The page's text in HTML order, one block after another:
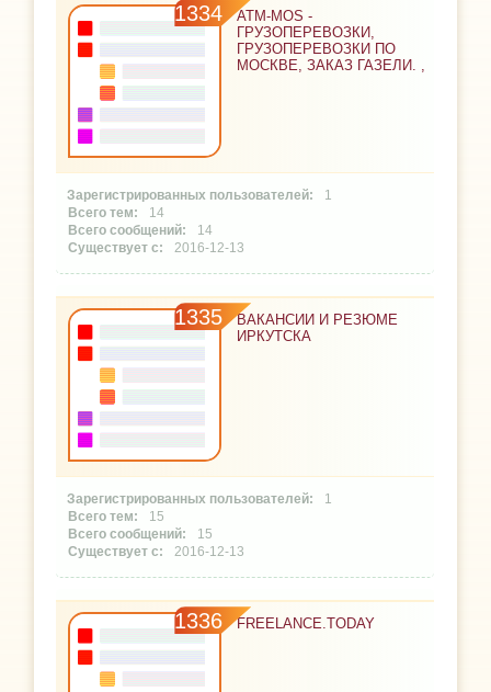
1334
ATM-MOS -
ГРУЗОПЕРЕВОЗКИ,
ГРУЗОПЕРЕВОЗКИ ПО
МОСКВЕ, ЗАКАЗ ГАЗЕЛИ. ,
1
14
14
2016-12-13
1335
ВАКАНСИИ И РЕЗЮМЕ
ИРКУТСКА
1
15
15
2016-12-13
1336 FREELANCE.TODAY